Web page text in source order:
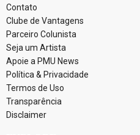
Contato
Clube de Vantagens
Parceiro Colunista
Seja um Artista
Apoie a PMU News
Política & Privacidade
Termos de Uso
Transparência
Disclaimer